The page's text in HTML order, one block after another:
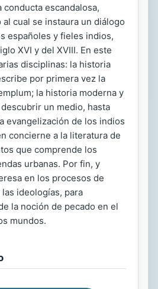
escandalosa,
cual se instaura un diálogo
españoles y fieles indios,
XVI y del XVIII. En este
disciplinas: la historia
por primera vez la
la historia moderna y
un medio, hasta
evangelización de los indios
concierne a la literatura de
que comprende los
urbanas. Por fin, y
en los procesos de
ideologías, para
la noción de pecado en el
mundos.